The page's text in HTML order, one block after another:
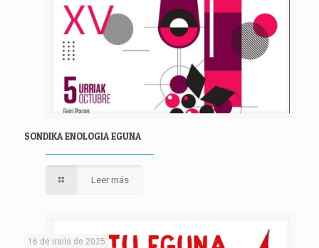
SONDIKA ENOLOGIA EGUNA
Leer más
16 de iraila de 2025